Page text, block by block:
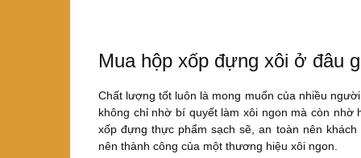
Mua hộp xốp đựng xôi ở đâu
Chất lượng tốt luôn là mong muốn của nhiều
không chỉ nhờ bí quyết làm xôi ngon mà còn
xốp đựng thực phẩm sạch sẽ, an toàn nên
nên thành công của một thương hiệu xôi ngon.